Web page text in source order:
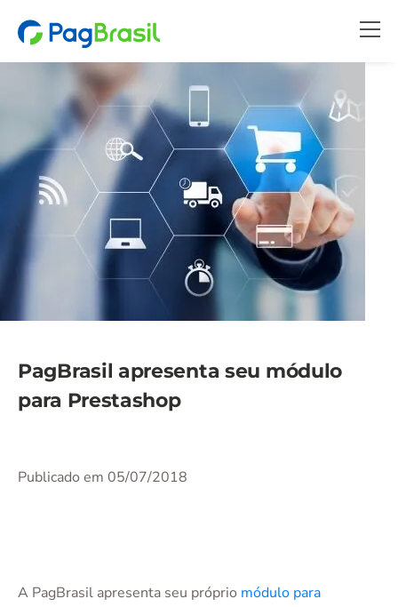
PagBrasil apresenta seu módulo
para Prestashop
Publicado em 05/07/2018
A PagBrasil apresenta seu próprio módulo para